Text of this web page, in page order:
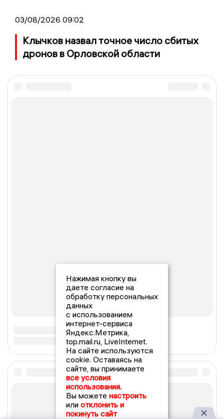
03/08/2026 09:02
Клычков назвал точное число сбитых
дронов в Орловской области
Нажимая кнопку вы
даете согласие на
обработку персональных
данных
с использованием
интернет-сервиса
Яндекс.Метрика,
top.mail.ru, LiveInternet.
На сайте используются
cookie. Оставаясь на
сайте, вы принимаете
все условия
использования.
Вы можете настроить
или отклонить и
покинуть сайт